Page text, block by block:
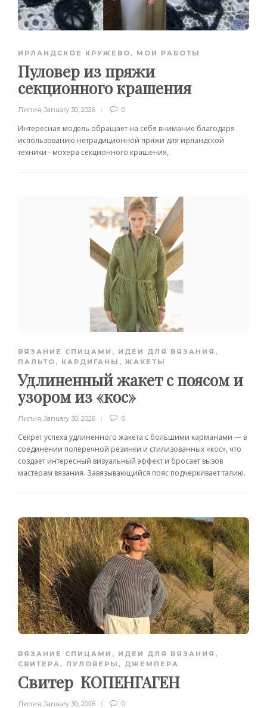
ИРЛАНДСКОЕ КРУЖЕВО , МОИ РАБОТЫ
Пуловер из пряжи
секционного крашения
Лилия, January 30, 2026 0
Интересная модель обращает на себя внимание благодаря
использованию нетрадиционной пряжи для ирландской
техники - мохера секционного крашения,
ВЯЗАНИЕ СПИЦАМИ , ИДЕИ ДЛЯ ВЯЗАНИЯ ,
ПАЛЬТО, КАРДИГАНЫ, ЖАКЕТЫ
Удлиненный жакет с поясом и
узором из «кос»
Лилия, January 30, 2026 0
Секрет успеха удлиненного жакета с большими карманами — в
соединении поперечной резинки и стилизованных «кос», что
создает интересный визуальный эффект и бросает вызов
мастерам вязания. Завязывающийся пояс подчеркивает талию.
ВЯЗАНИЕ СПИЦАМИ , ИДЕИ ДЛЯ ВЯЗАНИЯ ,
СВИТЕРА, ПУЛОВЕРЫ, ДЖЕМПЕРА
Свитер КОПЕНГАГЕН
Лилия, January 30, 2026 0